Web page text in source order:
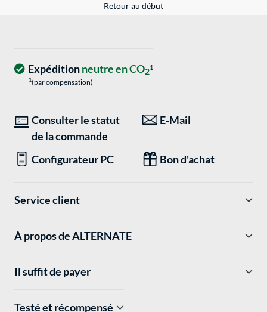
Retour au début
Expéditionneutre en CO21
1(par compensation)
Consulter le statut
de la commande
E-Mail
Configurateur PC Bon d'achat
Service client
À propos de ALTERNATE
Il suffit de payer
Testé et récompensé